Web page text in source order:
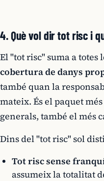
4. Què vol dir tot risc i
El "tot risc" suma a
cobertura de danys
també quan la
mateix. És el paquet
generals, també el més
Dins del "tot risc" sol
Tot risc sense
assumeix la totalitat